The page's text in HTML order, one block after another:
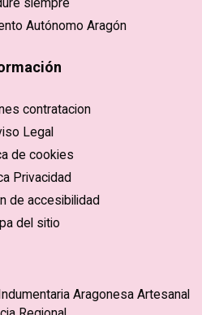
Autónomo Aragón
contratacion
Legal
de cookies
Privacidad
de accesibilidad
del sitio
Aragonesa Artesanal